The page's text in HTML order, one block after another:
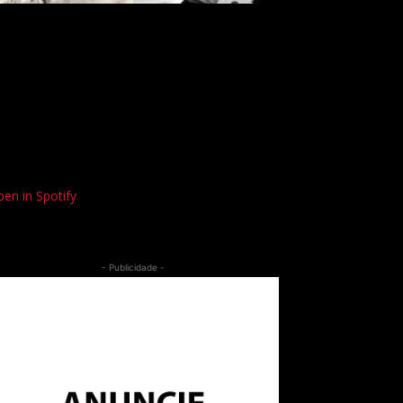
in Spotify
- Publicidade -